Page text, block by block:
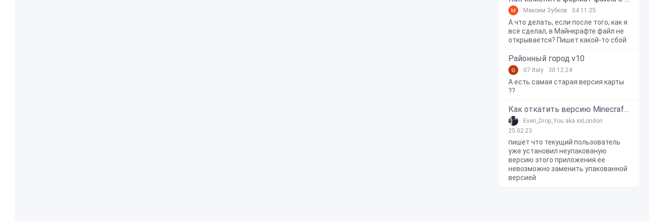
Максим Зубков 04.11.25
А что делать, если после того, как я
всё сделал, в Майнкрафте файл не
открывается? Пишет какой-то сбой
Районный город v10
G7 Italy 30.12.24
А есть самая старая версия карты
??
Как откатить версию Minecraft Bedrock Edition на Windows 10?
Even_Drop_You aka xxLondon
25.02.23
пишет что текущий пользователь
уже установил неупакованую
версию этого приложения.ее
невозможно заменить упакованной
версией